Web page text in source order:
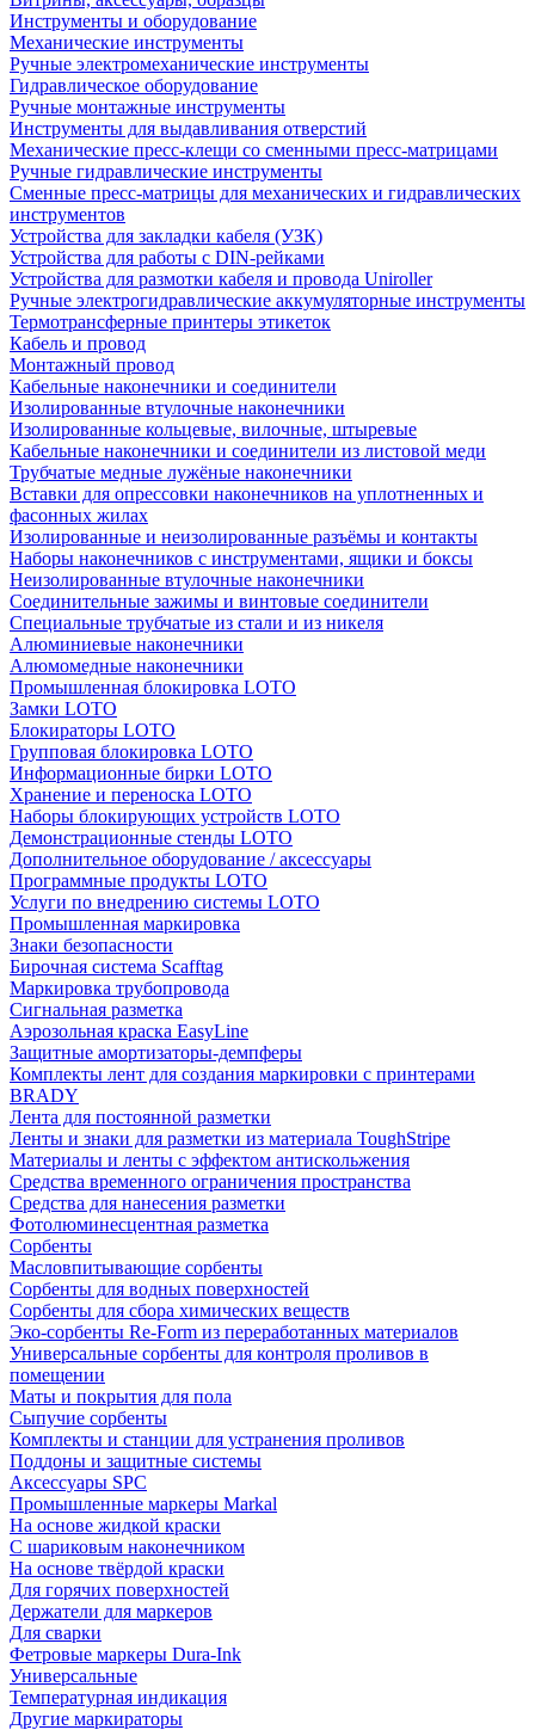
Инструменты и оборудование
Механические инструменты
Ручные электромеханические инструменты
Гидравлическое оборудование
Ручные монтажные инструменты
Инструменты для выдавливания отверстий
Механические пресс-клещи со сменными пресс-матрицами
Ручные гидравлические инструменты
Сменные пресс-матрицы для механических и гидравлических
инструментов
Устройства для закладки кабеля (УЗК)
Устройства для работы с DIN-рейками
Устройства для размотки кабеля и провода Uniroller
Ручные электрогидравлические аккумуляторные инструменты
Термотрансферные принтеры этикеток
Кабель и провод
Монтажный провод
Кабельные наконечники и соединители
Изолированные втулочные наконечники
Изолированные кольцевые, вилочные, штыревые
Кабельные наконечники и соединители из листовой меди
Трубчатые медные лужёные наконечники
Вставки для опрессовки наконечников на уплотненных и
фасонных жилах
Изолированные и неизолированные разъёмы и контакты
Наборы наконечников с инструментами, ящики и боксы
Неизолированные втулочные наконечники
Соединительные зажимы и винтовые соединители
Специальные трубчатые из стали и из никеля
Алюминиевые наконечники
Алюмомедные наконечники
Промышленная блокировка LOTO
Замки LOTO
Блокираторы LOTO
Групповая блокировка LOTO
Информационные бирки LOTO
Хранение и переноска LOTO
Наборы блокирующих устройств LOTO
Демонстрационные стенды LOTO
Дополнительное оборудование / аксессуары
Программные продукты LOTO
Услуги по внедрению системы LOTO
Промышленная маркировка
Знаки безопасности
Бирочная система Scafftag
Маркировка трубопровода
Сигнальная разметка
Аэрозольная краска EasyLine
Защитные амортизаторы-демпферы
Комплекты лент для создания маркировки с принтерами
BRADY
Лента для постоянной разметки
Ленты и знаки для разметки из материала ToughStripe
Материалы и ленты с эффектом антискольжения
Средства временного ограничения пространства
Средства для нанесения разметки
Фотолюминесцентная разметка
Сорбенты
Масловпитывающие сорбенты
Сорбенты для водных поверхностей
Сорбенты для сбора химических веществ
Эко-сорбенты Re-Form из переработанных материалов
Универсальные сорбенты для контроля проливов в
помещении
Маты и покрытия для пола
Сыпучие сорбенты
Комплекты и станции для устранения проливов
Поддоны и защитные системы
Аксессуары SPC
Промышленные маркеры Markal
На основе жидкой краски
С шариковым наконечником
На основе твёрдой краски
Для горячих поверхностей
Держатели для маркеров
Для сварки
Фетровые маркеры Dura-Ink
Универсальные
Температурная индикация
Другие маркираторы